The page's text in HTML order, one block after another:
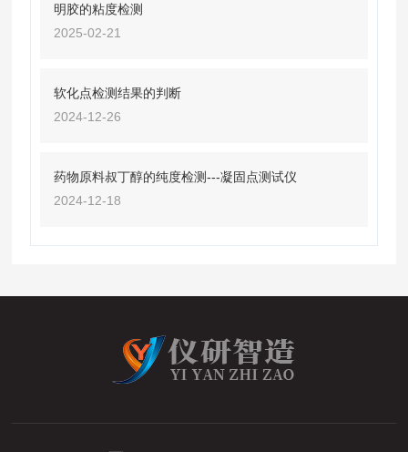
明胶的粘度检测
2025-02-21
软化点检测结果的判断
2024-12-26
药物原料叔丁醇的纯度检测---凝固点测试仪
2024-12-18